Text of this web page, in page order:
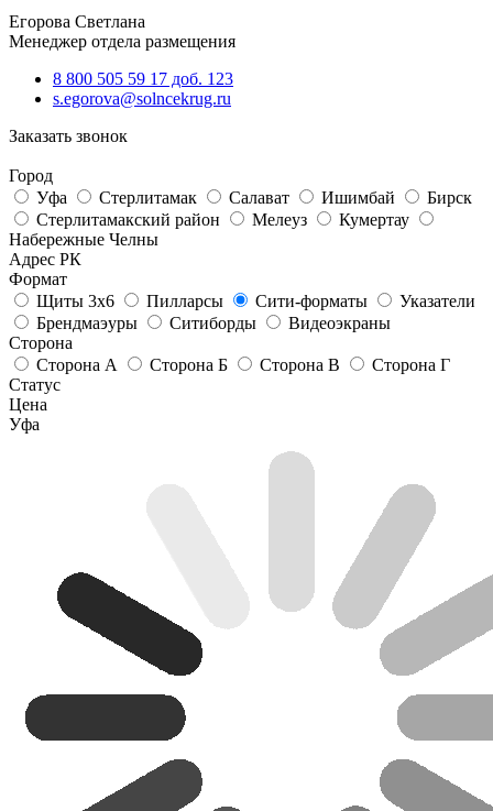
Егорова Светлана
Менеджер отдела размещения
8 800 505 59 17 доб. 123
s.egorova@solncekrug.ru
Заказать звонок
Город
Уфа
Стерлитамак Салават Ишимбай
Бирск
Стерлитамакский район
Мелеуз
Кумертау
Набережные Челны
Адрес РК
Формат
Щиты 3х6
Пилларсы Сити-форматы
Указатели
Брендмаэуры
Ситиборды
Видеоэкраны
Сторона
Сторона А
Сторона Б Сторона В
Сторона Г
Статус
Цена
Уфа